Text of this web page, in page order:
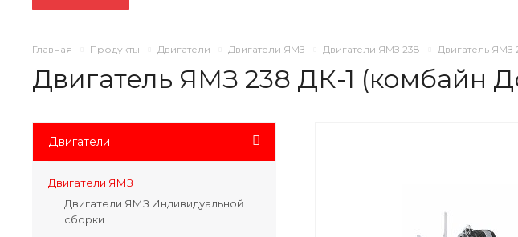
Главная Продукты Двигатели Двигатели ЯМЗ Двигатели ЯМЗ 238 Двигатель ЯМЗ
Двигатель ЯМЗ 238 ДК-1 (комбайн
Двигатели
Двигатели ЯМЗ
Двигатели ЯМЗ Индивидуальной
сборки